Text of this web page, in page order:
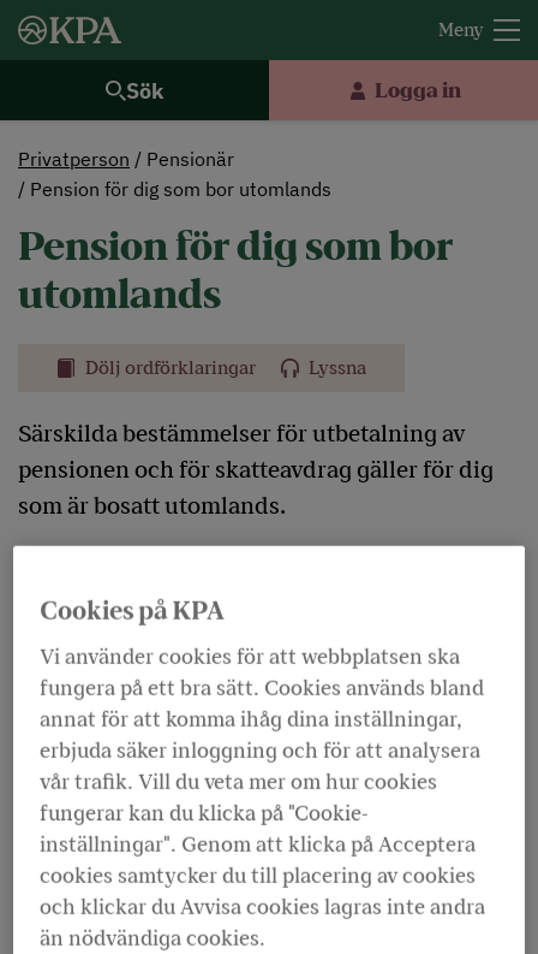
Sök Logga in
Privatperson
Pensionär
Pension för dig som bor utomlands
Pension för dig som bor
utomlands
Dölj ordförklaringar Lyssna
Särskilda bestämmelser för utbetalning av
pensionen och för skatteavdrag gäller för dig
som är bosatt utomlands.
När du flyttar från Sverige ska du meddela din nya
adress till
Skatteverket
. Då kan vi hämta
uppgifterna därifrån.
Du som redan bor i utlandet och byter adress
behöver meddela din nya adress till oss. Om du har
BankID kan du logga in påMina sidor
meddelande. Bifoga ett intyg från ambassad eller
utländsk myndighet. Du kan också skicka via post,
då behöver vi även en kopia av ditt pass eller ID-kort.
Skicka handlingarna till KPA Pension, Utbetalning,
Cookies på KPA
Vi använder cookies för att webbplatsen ska
fungera på ett bra sätt. Cookies används bland
annat för att komma ihåg dina inställningar,
erbjuda säker inloggning och för att analysera
vår trafik. Vill du veta mer om hur cookies
fungerar kan du klicka på "Cookie-
inställningar". Genom att klicka på Acceptera
cookies samtycker du till placering av cookies
och klickar du Avvisa cookies lagras inte andra
än nödvändiga cookies.